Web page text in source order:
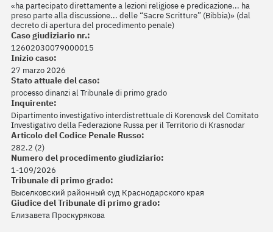
«ha partecipato direttamente a lezioni religiose e predicazione... ha
preso parte alla discussione... delle “Sacre Scritture” (Bibbia)» (dal
decreto di apertura del procedimento penale)
Caso giudiziario nr.:
12602030079000015
Inizio caso:
27 marzo 2026
Stato attuale del caso:
processo dinanzi al Tribunale di primo grado
Inquirente:
Dipartimento investigativo interdistrettuale di Korenovsk del Comitato
Investigativo della Federazione Russa per il Territorio di Krasnodar
Articolo del Codice Penale Russo:
282.2 (2)
Numero del procedimento giudiziario:
1-109/2026
Tribunale di primo grado:
Выселковский районный суд Краснодарского края
Giudice del Tribunale di primo grado:
Елизавета Проскурякова